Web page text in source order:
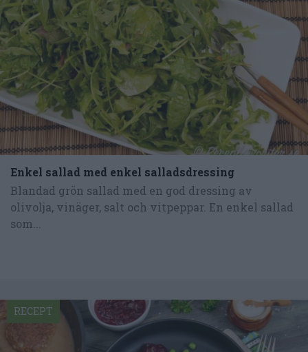
Enkel sallad med enkel salladsdressing
Blandad grön sallad med en god dressing av
olivolja, vinäger, salt och vitpeppar. En enkel sallad
som...
RECEPT